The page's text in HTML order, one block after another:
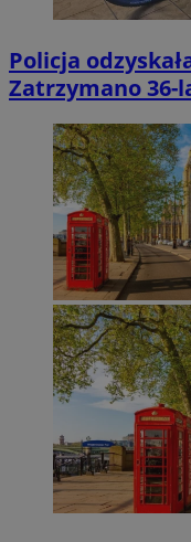
Policja
Zatrzymano 36-